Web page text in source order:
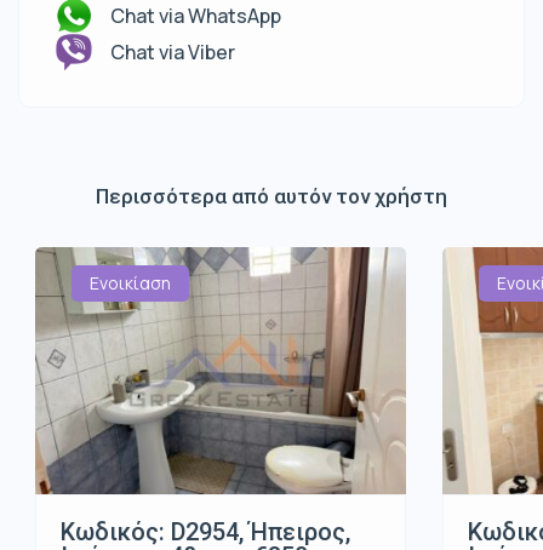
Chat via WhatsApp
Chat via Viber
Περισσότερα από αυτόν τον χρήστη
Ενοικίαση
Κωδικός: D2954, Ήπειρος,